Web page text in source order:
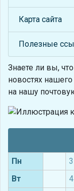
Карта сайта
Полезные
Знаете ли вы, что
новостях
на нашу
Пн 3
Вт
4